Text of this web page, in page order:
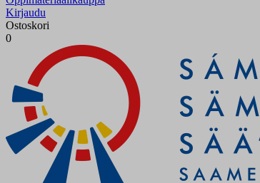
Kirjaudu
Ostoskori
0